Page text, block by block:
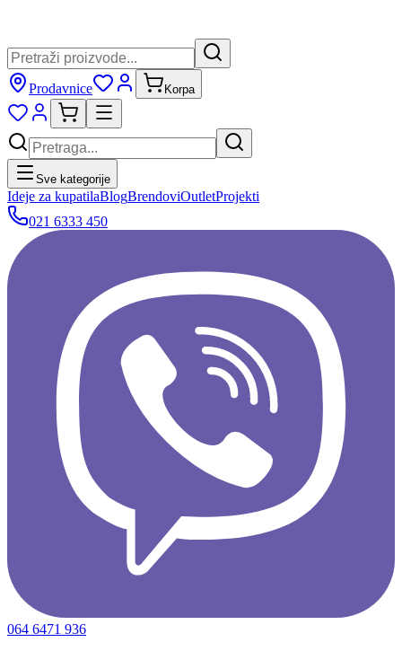
Prodavnice Korpa
Sve kategorije
Ideje za kupatilaBlogBrendoviOutletProjekti
021 6333 450
064 6471 936